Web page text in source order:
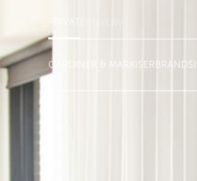
PRIVAT
GARDINER & MARKISER BRANDS